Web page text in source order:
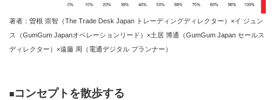
著者：曽根 崇智（The Trade Desk Japan トレーディングディレクター）×イ ジュン
ス（GumGum Japanオペレーションリード）×土居 博通（GumGum Japan セールス
ディレクター）×遠藤 周（電通デジタル プランナー）
■コンセプトを散歩する